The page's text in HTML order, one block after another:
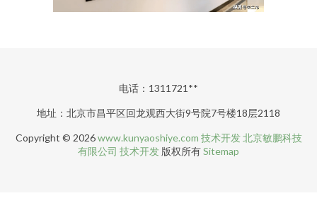
电话：1311721**
地址：北京市昌平区回龙观西大街9号院7号楼18层2118
Copyright © 2026www.kunyaoshiye.com 技术开发 北京敏鹏科技
有限公司 技术开发 版权所有Sitemap